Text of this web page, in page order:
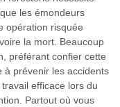
les émondeurs
opération risquée
la mort. Beaucoup
préférant confier cette
à prévenir les accidents
efficace lors du
Partout où vous